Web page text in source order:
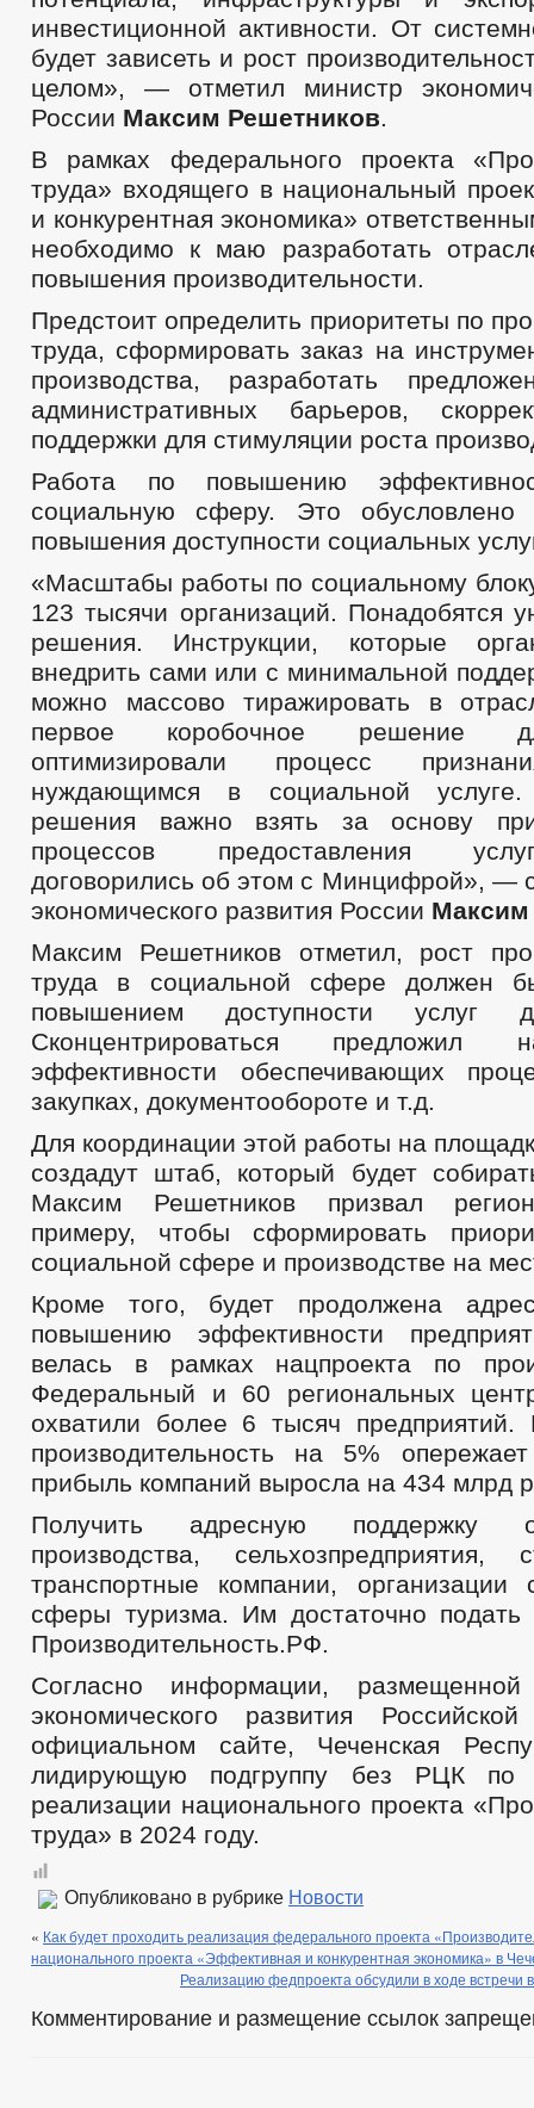
инвестиционной активности. От
будет зависеть и рост
целом», — отметил министр
России Максим Решетников.
В рамках федерального проекта
труда» входящего в национальный
и конкурентная экономика»
необходимо к маю разработать
повышения производительности.
Предстоит определить приоритеты по
труда, сформировать заказ на
производства, разработать
административных барьеров,
поддержки для стимуляции роста
Работа по повышению
социальную сферу. Это обусловлено
повышения доступности социальных
«Масштабы работы по социальному
123 тысячи организаций. Понадобятся
решения. Инструкции, которые
внедрить сами или с минимальной
можно массово тиражировать в
первое коробочное решение
оптимизировали процесс
нуждающимся в социальной услуге.
решения важно взять за основу
процессов предоставления
договорились об этом с Минцифрой», —
экономического развития России Максим
Максим Решетников отметил, рост
труда в социальной сфере должен
повышением доступности услуг
Сконцентрироваться предложил
эффективности обеспечивающих
закупках, документообороте и т.д.
Для координации этой работы на
создадут штаб, который будет
Максим Решетников призвал
примеру, чтобы сформировать
социальной сфере и производстве на
Кроме того, будет продолжена
повышению эффективности
велась в рамках нацпроекта по
Федеральный и 60 региональных
охватили более 6 тысяч предприятий.
производительность на 5%
прибыль компаний выросла на 434 млрд
Получить адресную поддержку
производства, сельхозпредприятия,
транспортные компании,
сферы туризма. Им достаточно подать
Производительность.РФ.
Согласно информации, размещенной
экономического развития
официальном сайте, Чеченская
лидирующую подгруппу без РЦК по
реализации национального проекта
труда» в 2024 году.
Опубликовано в рубрике Новости
« Как будет проходить реализация федерального проекта
национального проекта «Эффективная и конкурентная экономика» в
Реализацию федпроекта обсудили в ходе встречи
Комментирование и размещение ссылок